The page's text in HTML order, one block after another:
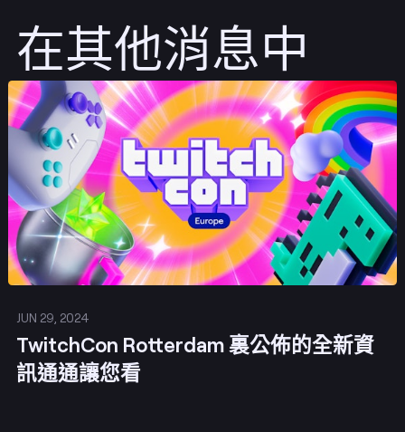
在其他消息中
JUN 29, 2024
TwitchCon Rotterdam 裏公佈的全新資
訊通通讓您看
發佈